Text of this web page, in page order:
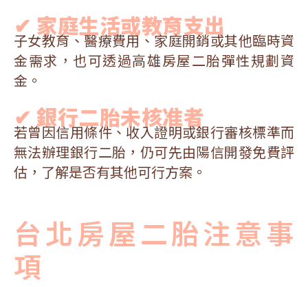
✔ 家庭生活或教育支出
子女教育、醫療費用、家庭開銷或其他臨時資
金需求，也可透過高雄房屋二胎彈性規劃資
金。
✔ 銀行二胎未核准者
若曾因信用條件、收入證明或銀行審核標準而
無法辦理銀行二胎，仍可先由陽信開發免費評
估，了解是否有其他可行方案。
台北房屋二胎注意事
項